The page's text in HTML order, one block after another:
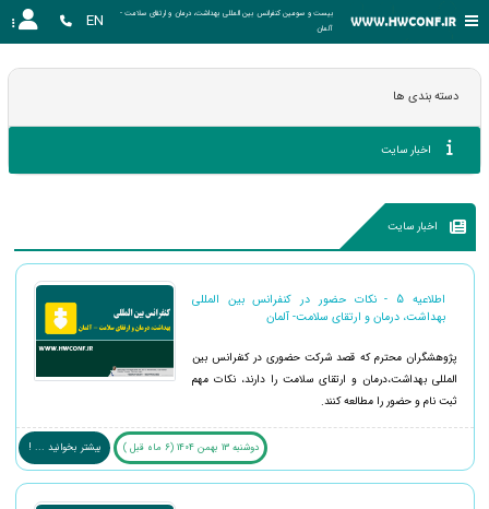
آلمان
EN
دسته بندی ها
اخبار سایت
اخبار سایت
اطلاعیه 5 - نکات حضور در کنفرانس بین المللی
بهداشت، درمان و ارتقای سلامت- آلمان
پژوهشگران محترم که قصد شرکت حضوری در کنفرانس بین
المللی بهداشت،درمان و ارتقای سلامت را دارند، نکات مهم
ثبت نام و حضور را مطالعه کنند.
دوشنبه 13 بهمن 1404 (6 ماه قبل ) بیشتر بخوانید ... !